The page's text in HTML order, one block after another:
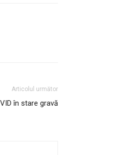
Articolul următor
în stare gravă